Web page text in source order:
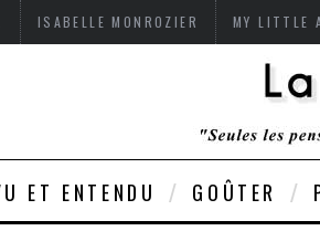
ISABELLE MONROZIER MY LITTLE
ET ENTENDU GOÛTER